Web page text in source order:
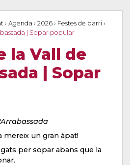
› Agenda › 2026 › Festes de barri ›
| Sopar popular
la Vall de
| Sopar
mereix un gran àpat!
per sopar abans que la